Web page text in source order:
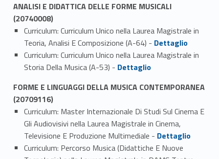
ANALISI E DIDATTICA DELLE FORME MUSICALI
(20740008)
Curriculum: Curriculum Unico nella Laurea Magistrale in
Teoria, Analisi E Composizione (A-64) - Link identifier #identifier_person_69872-1
Dettaglio
Curriculum: Curriculum Unico nella Laurea Magistrale in
Storia Della Musica (A-53) - Link identifier #identifier_person_122445-2
Dettaglio
FORME E LINGUAGGI DELLA MUSICA CONTEMPORANEA
(20709116)
Curriculum: Master Internazionale Di Studi Sul Cinema E
Gli Audiovisivi nella Laurea Magistrale in Cinema,
Televisione E Produzione Multimediale - Link identifier #identifier_person_93483-1
Dettaglio
Curriculum: Percorso Musica (Didattiche E Nuove